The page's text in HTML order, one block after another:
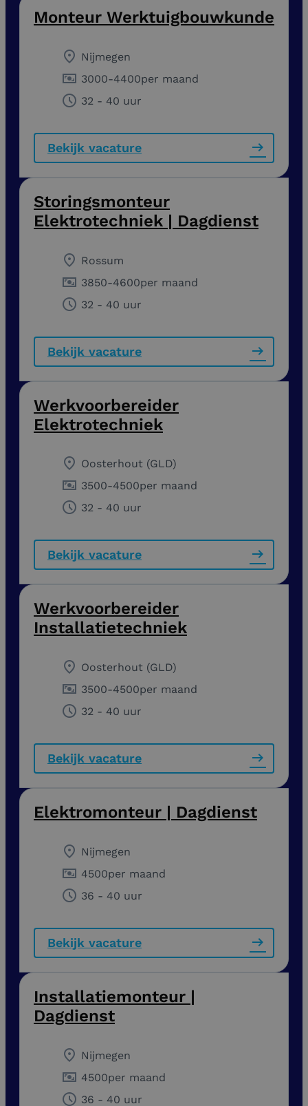
Monteur Werktuigbouwkunde
Nijmegen
3000-4400per maand
32 - 40 uur
Bekijk vacature
Storingsmonteur
Elektrotechniek | Dagdienst
Rossum
3850-4600per maand
32 - 40 uur
Bekijk vacature
Werkvoorbereider
Elektrotechniek
Oosterhout (GLD)
3500-4500per maand
32 - 40 uur
Bekijk vacature
Werkvoorbereider
Installatietechniek
Oosterhout (GLD)
3500-4500per maand
32 - 40 uur
Bekijk vacature
Elektromonteur | Dagdienst
Nijmegen
4500per maand
36 - 40 uur
Bekijk vacature
Installatiemonteur |
Dagdienst
Nijmegen
4500per maand
36 - 40 uur